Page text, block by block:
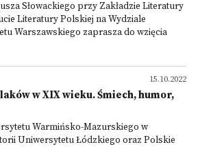
Słowackiego przy Zakładzie Literatury
Literatury Polskiej na Wydziale
Warszawskiego zaprasza do wzięcia
15.10.2022
w XIX wieku. Śmiech, humor,
Warmińsko-Mazurskiego w
Uniwersytetu Łódzkiego oraz Polskie